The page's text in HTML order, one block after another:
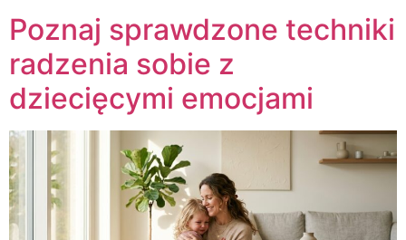
Poznaj sprawdzone techniki
radzenia sobie z
dziecięcymi emocjami